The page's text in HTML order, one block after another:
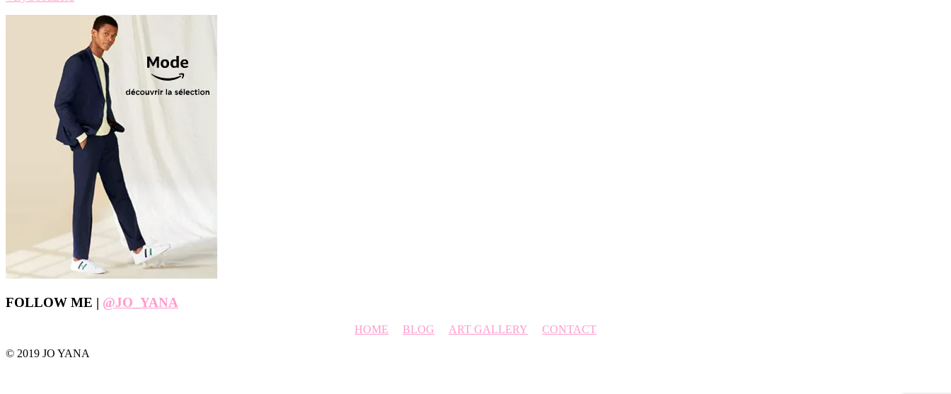
Footer
FOLLOW ME | @JO_YANA
HOME BLOG ART GALLERY
CONTACT
© 2019 JO YANA